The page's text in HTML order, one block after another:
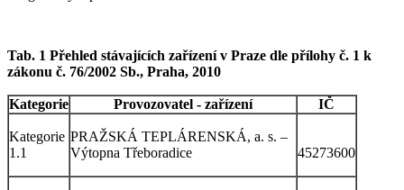
Tab. 1 Přehled stávajících zařízení v Praze dle přílohy č. 1 k
zákonu č. 76/2002 Sb., Praha, 2010
Kategorie Provozovatel - zařízení IČ
Kategorie
1.1
PRAŽSKÁ TEPLÁRENSKÁ, a. s. –
Výtopna Třeboradice
45273600